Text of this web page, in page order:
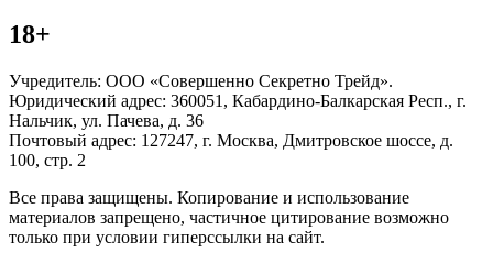
18+
Учредитель: ООО «Совершенно Секретно Трейд».
Юридический адрес: 360051, Кабардино-Балкарская Респ., г.
Нальчик, ул. Пачева, д. 36
Почтовый адрес: 127247, г. Москва, Дмитровское шоссе, д.
100, стр. 2
Все права защищены. Копирование и использование
материалов запрещено, частичное цитирование возможно
только при условии гиперссылки на сайт.